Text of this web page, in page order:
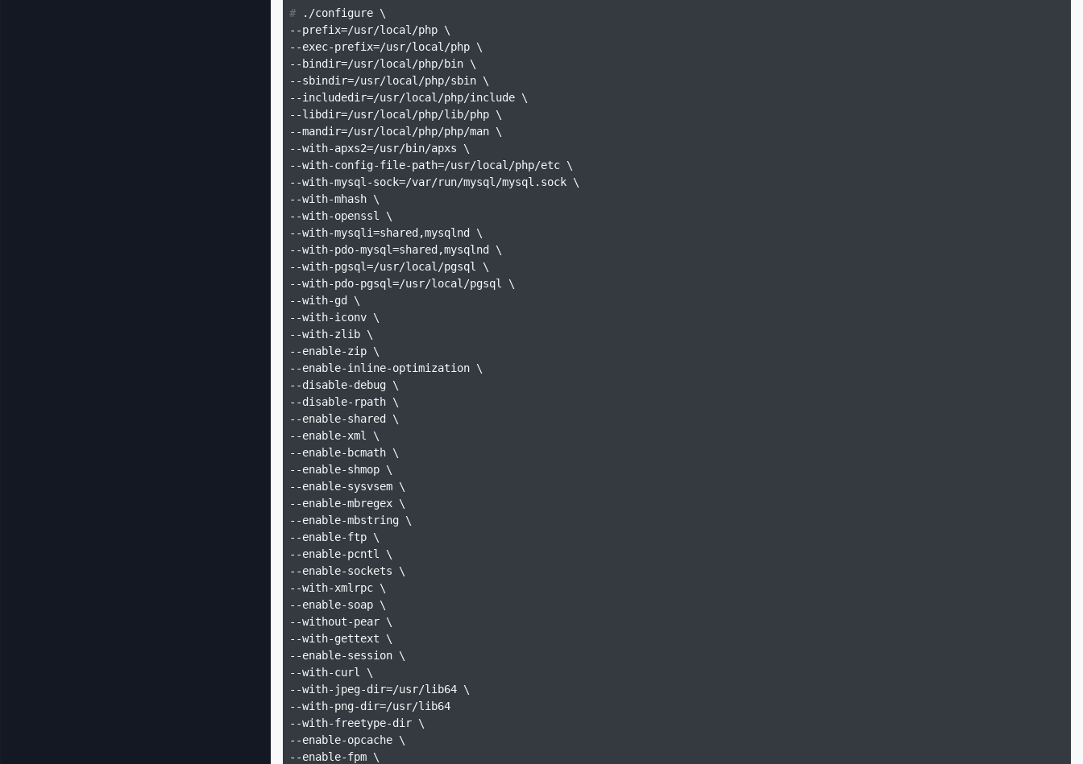
# ./configure \
--prefix=/usr/local/php \
--exec-prefix=/usr/local/php \
--bindir=/usr/local/php/bin \
--sbindir=/usr/local/php/sbin \
--includedir=/usr/local/php/include \
--libdir=/usr/local/php/lib/php \
--mandir=/usr/local/php/php/man \
--with-apxs2=/usr/bin/apxs \
--with-config-file-path=/usr/local/php/etc \
--with-mysql-sock=/var/run/mysql/mysql.sock \
--with-mhash \
--with-openssl \
--with-mysqli=shared,mysqlnd \
--with-pdo-mysql=shared,mysqlnd \
--with-pgsql=/usr/local/pgsql \
--with-pdo-pgsql=/usr/local/pgsql \
--with-gd \
--with-iconv \
--with-zlib \
--enable-zip \
--enable-inline-optimization \
--disable-debug \
--disable-rpath \
--enable-shared \
--enable-xml \
--enable-bcmath \
--enable-shmop \
--enable-sysvsem \
--enable-mbregex \
--enable-mbstring \
--enable-ftp \
--enable-pcntl \
--enable-sockets \
--with-xmlrpc \
--enable-soap \
--without-pear \
--with-gettext \
--enable-session \
--with-curl \
--with-jpeg-dir=/usr/lib64 \
--with-png-dir=/usr/lib64
--with-freetype-dir \
--enable-opcache \
--enable-fpm \